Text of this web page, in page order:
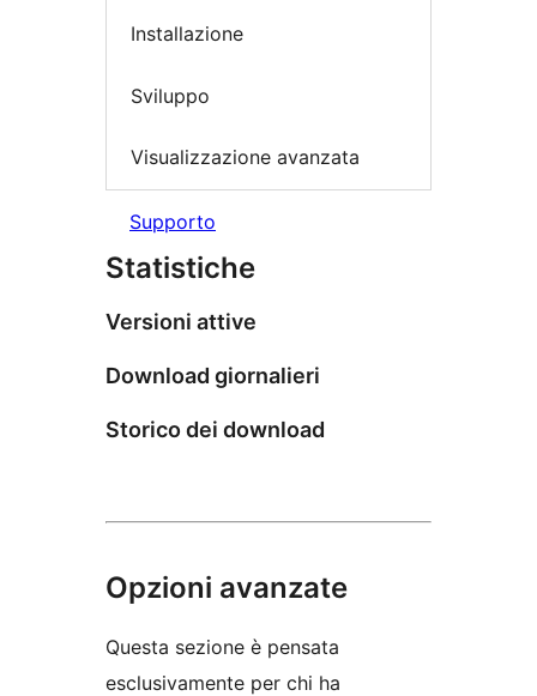
Installazione
Sviluppo
Visualizzazione avanzata
Supporto
Statistiche
Versioni attive
Download giornalieri
Storico dei download
Opzioni avanzate
Questa sezione è pensata
esclusivamente per chi ha